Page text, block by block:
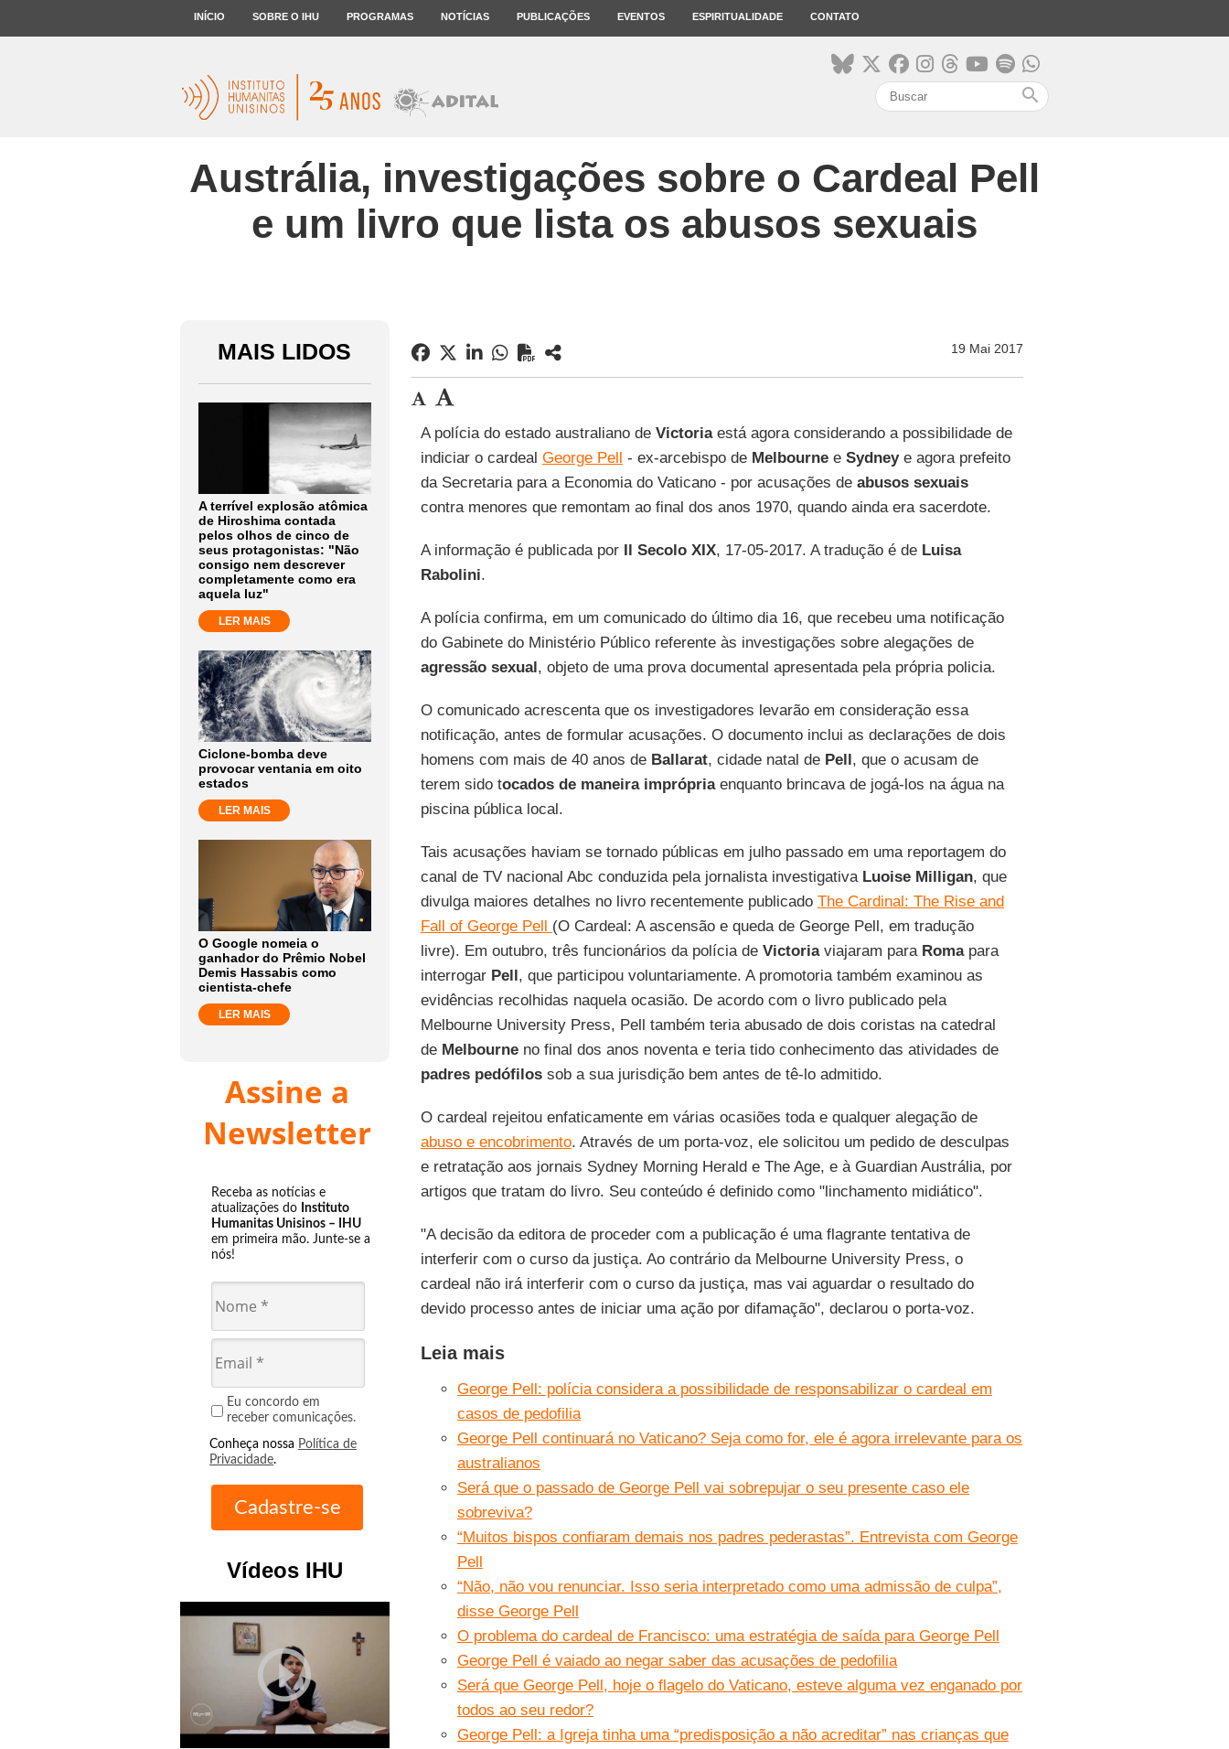
INÍCIO SOBRE O IHU PROGRAMAS NOTÍCIAS PUBLICAÇÕES EVENTOS ESPIRITUALIDADE CONTATO
search
Austrália, investigações sobre o Cardeal Pell
e um livro que lista os abusos sexuais
MAIS LIDOS
A terrível explosão atômica
de Hiroshima contada
pelos olhos de cinco de
seus protagonistas: "Não
consigo nem descrever
completamente como era
aquela luz"
LER MAIS
Ciclone-bomba deve
provocar ventania em oito
estados
LER MAIS
O Google nomeia o
ganhador do Prêmio Nobel
Demis Hassabis como
cientista-chefe
LER MAIS
Assine a
Newsletter
Receba as notícias e
atualizações do Instituto
Humanitas Unisinos – IHU
em primeira mão. Junte-se a
nós!
Eu concordo em
receber comunicações.
Conheça nossa Política de
Privacidade.
Vídeos IHU
play_circle_outline
19 Mai 2017
A polícia do estado australiano de Victoriaestá agora considerando a possibilidade de
indiciar o cardeal George Pell - ex-arcebispo de Melbournee Sydneye agora prefeito
da Secretaria para a Economia do Vaticano - por acusações de abusos sexuais
contra menores que remontam ao final dos anos 1970, quando ainda era sacerdote.
A informação é publicada por Il Secolo XIX, 17-05-2017. A tradução é deLuisa
Rabolini.
A polícia confirma, em um comunicado do último dia 16, que recebeu uma notificação
do Gabinete do Ministério Público referente às investigações sobre alegações de
agressão sexual, objeto de uma prova documental apresentada pela própria policia.
O comunicado acrescenta que os investigadores levarão em consideração essa
notificação, antes de formular acusações. O documento inclui as declarações de dois
homens com mais de 40 anos de Ballarat, cidade natal de Pell, que o acusam de
terem sido tocados de maneira imprópriaenquanto brincava de jogá-los na água na
piscina pública local.
Tais acusações haviam se tornado públicas em julho passado em uma reportagem do
canal de TV nacional Abc conduzida pela jornalista investigativa Luoise Milligan, que
divulga maiores detalhes no livro recentemente publicado The Cardinal: The Rise and
Fall of George Pell (O Cardeal: A ascensão e queda de George Pell, em tradução
livre). Em outubro, três funcionários da polícia de Victoriaviajaram para Romapara
interrogar Pell, que participou voluntariamente. A promotoria também examinou as
evidências recolhidas naquela ocasião. De acordo com o livro publicado pela
Melbourne University Press, Pell também teria abusado de dois coristas na catedral
de Melbourneno final dos anos noventa e teria tido conhecimento das atividades de
padres pedófilossob a sua jurisdição bem antes de tê-lo admitido.
O cardeal rejeitou enfaticamente em várias ocasiões toda e qualquer alegação de
abuso e encobrimento. Através de um porta-voz, ele solicitou um pedido de desculpas
e retratação aos jornais Sydney Morning Herald e The Age, e à Guardian Austrália, por
artigos que tratam do livro. Seu conteúdo é definido como "linchamento midiático".
"A decisão da editora de proceder com a publicação é uma flagrante tentativa de
interferir com o curso da justiça. Ao contrário da Melbourne University Press, o
cardeal não irá interferir com o curso da justiça, mas vai aguardar o resultado do
devido processo antes de iniciar uma ação por difamação", declarou o porta-voz.
Leia mais
George Pell: polícia considera a possibilidade de responsabilizar o cardeal em
casos de pedofilia
George Pell continuará no Vaticano? Seja como for, ele é agora irrelevante para os
australianos
Será que o passado de George Pell vai sobrepujar o seu presente caso ele
sobreviva?
“Muitos bispos confiaram demais nos padres pederastas”. Entrevista com George
Pell
“Não, não vou renunciar. Isso seria interpretado como uma admissão de culpa”,
disse George Pell
O problema do cardeal de Francisco: uma estratégia de saída para George Pell
George Pell é vaiado ao negar saber das acusações de pedofilia
Será que George Pell, hoje o flagelo do Vaticano, esteve alguma vez enganado por
todos ao seu redor?
George Pell: a Igreja tinha uma “predisposição a não acreditar” nas crianças que